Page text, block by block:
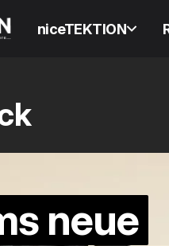
niceTEKTION
neue